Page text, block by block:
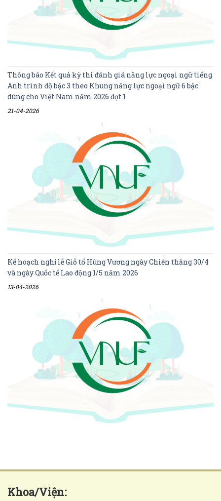
Thông báo Kết quả kỳ thi đánh giá năng lực ngoại ngữ tiếng
Anh trình độ bậc 3 theo Khung năng lực ngoại ngữ 6 bậc
dùng cho Việt Nam năm 2026 đợt 1
21-04-2026
Kế hoạch nghỉ lễ Giỗ tổ Hùng Vương ngày Chiến thắng 30/4
và ngày Quốc tế Lao động 1/5 năm 2026
13-04-2026
Khoa/Viện: